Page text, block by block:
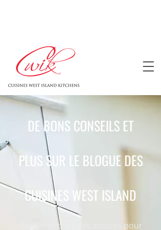
DE BONS CONSEILS ET
PLUS SUR LE BLOGUE DES
CUISINES WEST ISLAND
Vous cherchez des astuces pour